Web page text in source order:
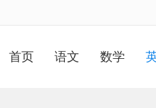
首页 语文 数学